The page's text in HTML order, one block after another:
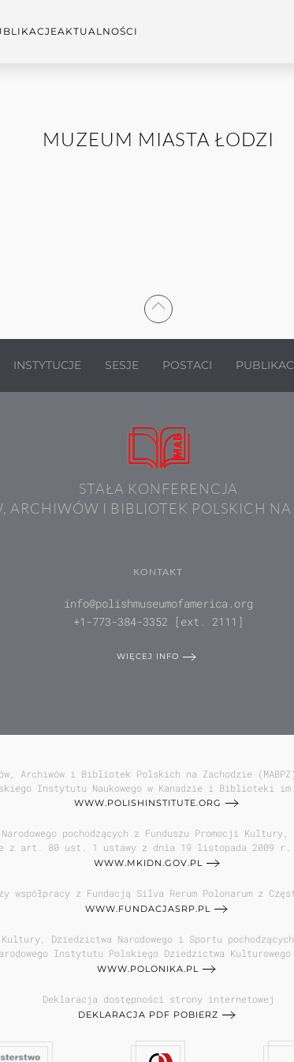
AKTUALNOŚCI
MUZEUM MIASTA ŁODZI
INSTYTUCJE SESJE POSTACI
STAŁA KONFERENCJA
ARCHIWÓW I BIBLIOTEK POLSKICH
KONTAKT
info@polishmuseumofamerica.org
+1-773-384-3352 [ext. 2111]
WIĘCEJ INFO
Archiwów i Bibliotek Polskich na Zachodzie
Instytutu Naukowego w Kanadzie i Biblioteki im.
WWW.POLISHINSTITUTE.ORG
pochodzących z Funduszu Promocji Kultury,
z art. 80 ust. 1 ustawy z dnia 19 listopada 2009 r.
WWW.MKIDN.GOV.PL
współpracy z Fundacją Silva Rerum Polonarum z
WWW.FUNDACJASRP.PL
Dziedzictwa Narodowego i Sportu
Instytutu Polskiego Dziedzictwa
WWW.POLONIKA.PL
Deklaracja dostępności strony internetowej
DEKLARACJA PDF POBIERZ